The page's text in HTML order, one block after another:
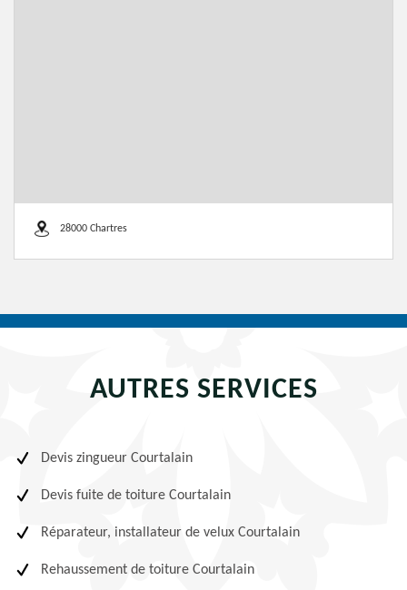
28000 Chartres
AUTRES SERVICES
Devis zingueur Courtalain
Devis fuite de toiture Courtalain
Réparateur, installateur de velux Courtalain
Rehaussement de toiture Courtalain